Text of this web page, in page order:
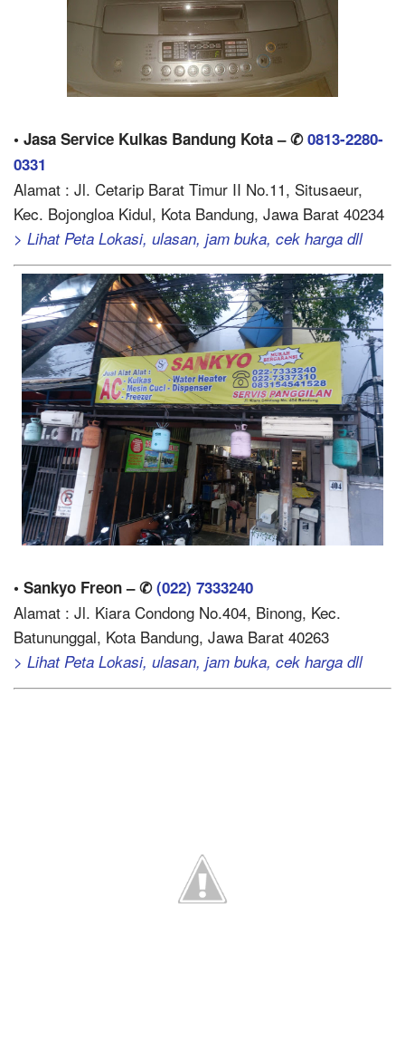
• Jasa Service Kulkas Bandung Kota – ✆0813-2280-
0331
Alamat : Jl. Cetarip Barat Timur II No.11, Situsaeur,
Kec. Bojongloa Kidul, Kota Bandung, Jawa Barat 40234
> Lihat Peta Lokasi, ulasan, jam buka, cek harga dll
• Sankyo Freon – ✆(022) 7333240
Alamat : Jl. Kiara Condong No.404, Binong, Kec.
Batununggal, Kota Bandung, Jawa Barat 40263
> Lihat Peta Lokasi, ulasan, jam buka, cek harga dll